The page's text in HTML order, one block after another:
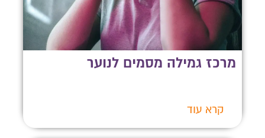
מרכז גמילה מסמים לנוער
קרא עוד